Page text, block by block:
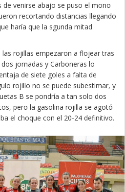
venirse abajo se puso el mono
recortando distancias llegando
haría que la sgunda mitad
rojillas empezaron a flojear tras
jornadas y Carboneras lo
de siete goles a falta de
rojillo no se puede subestimar, y
B se pondría a tan solo dos
pero la gasolina rojilla se agotó
el choque con el 20-24 definitivo.